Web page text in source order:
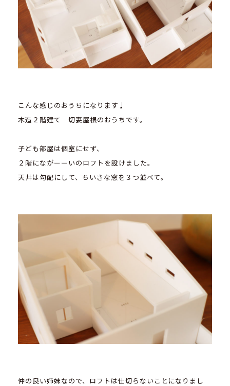
こんな感じのおうちになります♩
木造２階建て 切妻屋根のおうちです。
子ども部屋は個室にせず、
２階にながーーいのロフトを設けました。
天井は勾配にして、ちいさな窓を３つ並べて。
仲の良い姉妹なので、ロフトは仕切らないことになりまし